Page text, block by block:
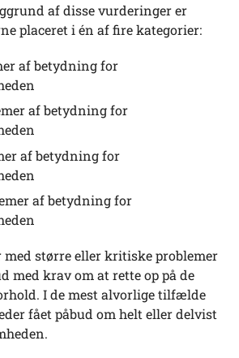
af disse vurderinger er
placeret i én af fire kategorier:
af betydning for
af betydning for
af betydning for
af betydning for
med større eller kritiske problemer
med krav om at rette op på de
I de mest alvorlige tilfælde
fået påbud om helt eller delvist